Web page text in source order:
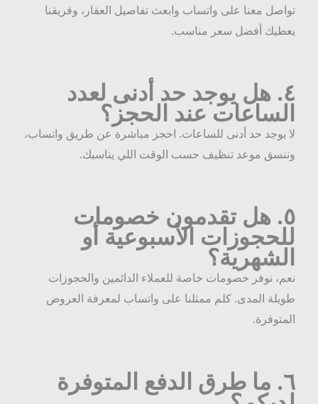
تواصل معنا على واتساب وابعث تفاصيل العقار، وفريقنا
يعطيك أفضل سعر مناسب.
هل يوجد حد أدنى لعدد
الساعات عند الحجز؟
لا يوجد حد أدنى للساعات. احجز مباشرة عن طريق واتساب،
وننسق موعد تنظيف حسب الوقت اللي يناسبك.
هل تقدمون خصومات
للحجوزات الأسبوعية أو
الشهرية؟
نعم، نوفر خصومات خاصة للعملاء الدائمين والحجوزات
طويلة المدى. كلم ممثلنا على واتساب لمعرفة العروض
المتوفرة.
ما طرق الدفع المتوفرة